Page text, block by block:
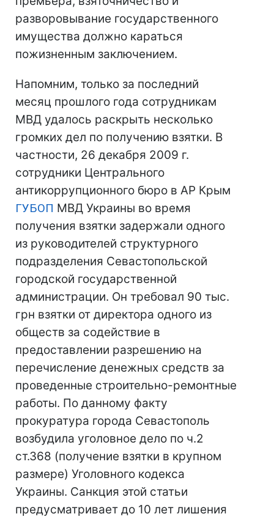
разворовывание государственного
имущества должно караться
пожизненным заключением.
Напомним, только за последний
месяц прошлого года сотрудникам
МВД удалось раскрыть несколько
громких дел по получению взятки. В
частности, 26 декабря 2009 г.
сотрудники Центрального
антикоррупционного бюро в АР Крым
ГУБОП МВД Украины во время
получения взятки задержали одного
из руководителей структурного
подразделения Севастопольской
городской государственной
администрации. Он требовал 90 тыс.
грн взятки от директора одного из
обществ за содействие в
предоставлении разрешению на
перечисление денежных средств за
проведенные строительно-ремонтные
работы. По данному факту
прокуратура города Севастополь
возбудила уголовное дело по ч.2
ст.368 (получение взятки в крупном
размере) Уголовного кодекса
Украины. Санкция этой статьи
предусматривает до 10 лет лишения